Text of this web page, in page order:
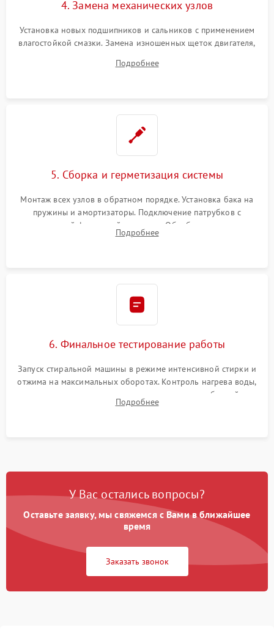
4. Замена механических узлов
Установка новых подшипников и сальников с применением
влагостойкой смазки. Замена изношенных щеток двигателя,
или поврежденной резиновой манжеты.
Подробнее
5. Сборка и герметизация системы
Монтаж всех узлов в обратном порядке. Установка бака на
пружины и амортизаторы. Подключение патрубков с
надежной фиксацией хомутами. Обработка стыков
герметиком для предотвращения возможных протечек воды.
Подробнее
6. Финальное тестирование работы
Запуск стиральной машины в режиме интенсивной стирки и
отжима на максимальных оборотах. Контроль нагрева воды,
корректности слива, отсутствия излишних вибраций,
посторонних стуков и протечек под корпусом.
Подробнее
У Вас остались вопросы?
Оставьте заявку, мы свяжемся с Вами в ближайшее
время
Заказать звонок